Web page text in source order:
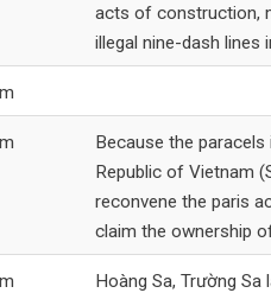
acts of construction,
illegal nine-dash lines
Because the
Republic of Vietnam
reconvene the paris
claim the ownership
Hoàng Sa, Trường Sa